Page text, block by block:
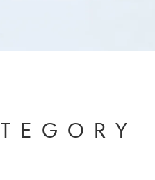
T E G O R Y